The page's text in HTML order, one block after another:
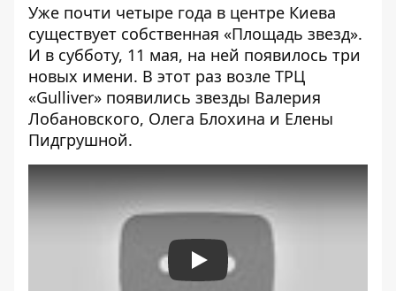
Уже почти четыре года в центре Киева
существует собственная «Площадь звезд».
И в субботу, 11 мая, на ней появилось три
новых имени. В этот раз возле ТРЦ
«Gulliver» появились звезды Валерия
Лобановского, Олега Блохина и Елены
Пидгрушной.
Play